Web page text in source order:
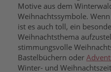
Motive aus dem
Weihnachtssymbole.
ist es auch toll, ein
Weihnachtsthema
stimmungsvolle
Bastelbüchern oder
Winter- und